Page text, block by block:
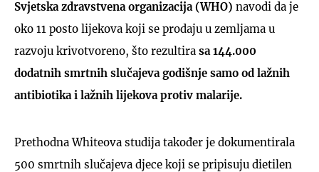
Svjetska zdravstvena organizacija (WHO) navodi da je
oko 11 posto lijekova koji se prodaju u zemljama u
razvoju krivotvoreno, što rezultira sa 144.000
dodatnih smrtnih slučajeva godišnje samo od lažnih
antibiotika i lažnih lijekova protiv malarije.
Prethodna Whiteova studija također je dokumentirala
500 smrtnih slučajeva djece koji se pripisuju dietilen